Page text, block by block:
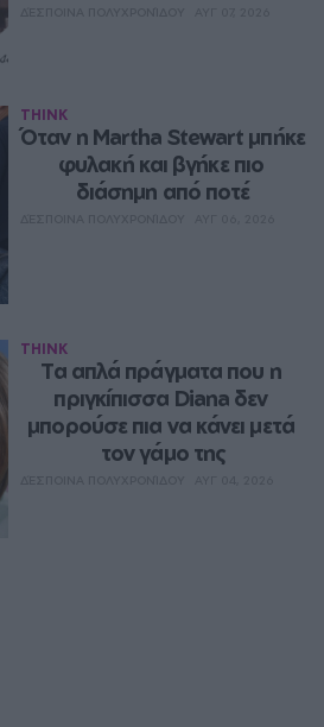
THINK
Όταν η Martha Stewart μπήκε
φυλακή και βγήκε πιο
διάσημη από ποτέ
THINK
Τα απλά πράγματα που η
πριγκίπισσα Diana δεν
μπορούσε πια να κάνει μετά
τον γάμο της